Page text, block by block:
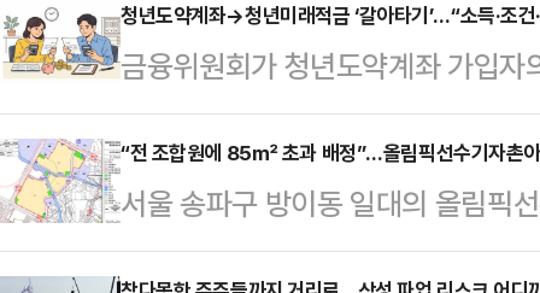
니어링이 올해 안에 한국전기차충
인 것으로 알려졌다.6일 업계에 따
비스를 올해 안으로 인수합병하는
전서비스가 희망퇴직을 진행한 가
어지면서 업계에서는 그룹 차원의
두고 있다.현대엔지니어링은 지난
청년도약계좌→청년미래적금 ‘갈아타기’…“소득·조건
금융위원회가 청년도약계좌 가입
지만, 상품 구조가 ‘조건별 차등 지
가 크게 갈릴 전망이다.소득 기준과
야 실익 판단이 가능하다.6일 금융
금 출시 준비 점검회의’를 열고 상
“전 조합원에 85㎡ 초과 배정”…올림픽선수기자촌아
서울 송파구 방이동 일대의 올림픽
도를 낼 전망이다.6일 정비업계에